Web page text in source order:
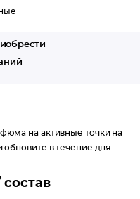
на активные точки на
в течение дня.